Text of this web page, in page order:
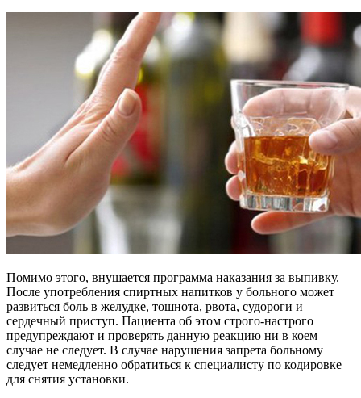
Помимо этого, внушается программа наказания за выпивку.
После употребления спиртных напитков у больного может
развиться боль в желудке, тошнота, рвота, судороги и
сердечный приступ. Пациента об этом строго-настрого
предупреждают и проверять данную реакцию ни в коем
случае не следует. В случае нарушения запрета больному
следует немедленно обратиться к специалисту по кодировке
для снятия установки.